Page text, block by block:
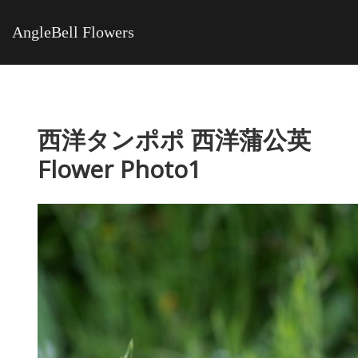
AngleBell Flowers
西洋タンポポ 西洋蒲公英
Flower Photo1